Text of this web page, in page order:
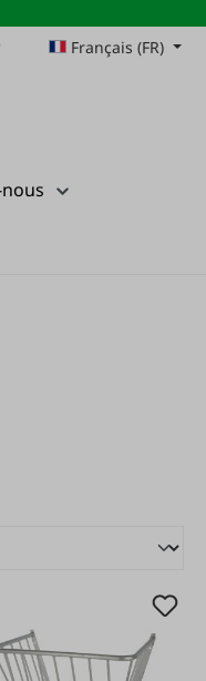
Français (FR)
liste de souhaits